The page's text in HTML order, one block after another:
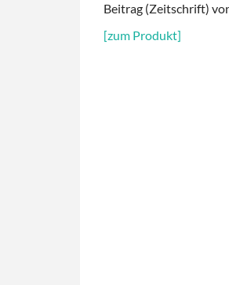
Beitrag (Zeitschrift)
[zum Produkt]